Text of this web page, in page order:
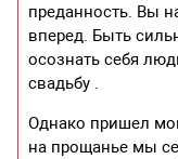
преданность. Вы
вперед. Быть
осознать себя
свадьбу .
Однако пришел
на прощанье мы